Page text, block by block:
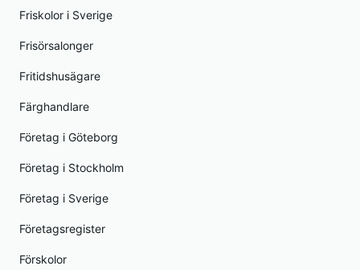
Friskolor i Sverige
Frisörsalonger
Fritidshusägare
Färghandlare
Företag i Göteborg
Företag i Stockholm
Företag i Sverige
Företagsregister
Förskolor